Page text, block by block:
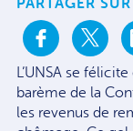
PARTAGER
L’UNSA se
barème de la
les revenus de